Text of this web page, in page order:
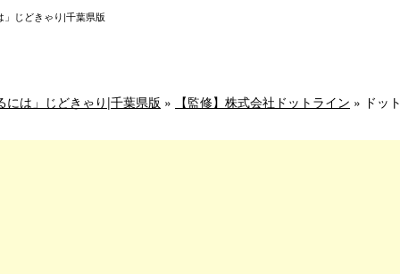
じどきゃり|千葉県版
には」じどきゃり|千葉県版 » 【監修】株式会社ドットライン » ドッ